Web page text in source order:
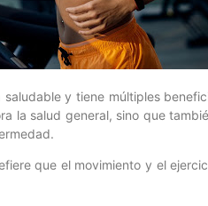
y tiene múltiples
la salud general, sino que
que el movimiento y el